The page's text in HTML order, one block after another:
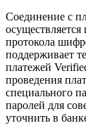
Соединение с
протокола
поддерживает
платежей
проведения
специального
паролей для
уточнить в